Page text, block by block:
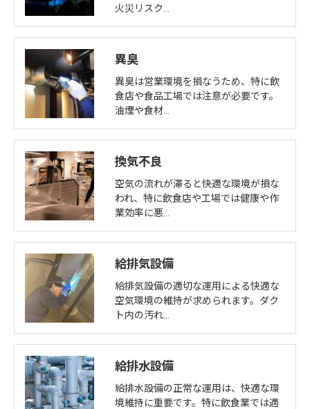
火災リスク…
異臭
異臭は営業環境を損なうため、特に飲
食店や食品工場では注意が必要です。
油煙や食材…
換気不良
空気の流れが滞ると快適な環境が損な
われ、特に飲食店や工場では健康や作
業効率に悪…
給排気設備
給排気設備の適切な運用による快適な
空気環境の維持が求められます。ダク
ト内の汚れ…
給排水設備
給排水設備の正常な運用は、快適な環
境維持に重要です。特に飲食業では適